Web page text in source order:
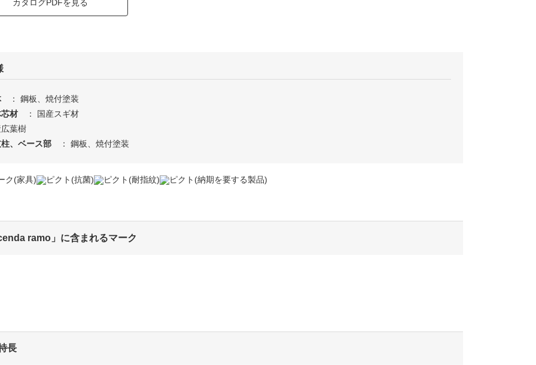
カタログPDFを見る
： 鋼板、焼付塗装
材
： 国産スギ材
葉樹
、ベース部
： 鋼板、焼付塗装
ramo」に含まれるマーク
長